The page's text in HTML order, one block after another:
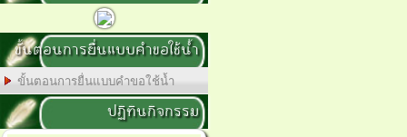
ขั้นตอนการยื่นแบบคำขอใช้น้ำ
ขั้นตอนการยื่นแบบคำขอใช้น้ำ
ปฏิทินกิจกรรม